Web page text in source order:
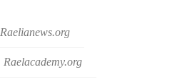
Raelianews.org
Raelacademy.org